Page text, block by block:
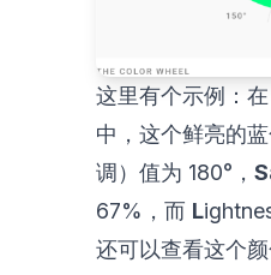
这里有个示例：
中，这个鲜亮的
调）值为 180°， S
67%，而 L
还可以查看这个